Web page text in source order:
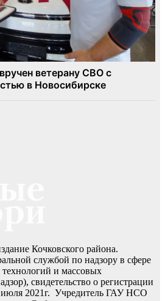
Кочковского района.
службой по надзору в сфере
и массовых
свидетельство о регистрации
2021г. Учредитель ГАУ НСО